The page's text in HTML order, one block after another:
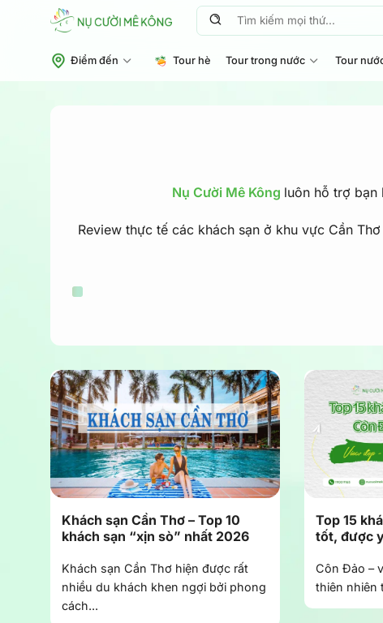
Tìm
Điểm đến Tour hè Tour trong nước Tour
Nụ Cười Mê Kông luôn hỗ trợ bạn
Review thực tế các khách sạn ở khu vực Cần
Khách sạn Cần Thơ – Top 10
khách sạn “xịn sò” nhất 2026
Khách sạn Cần Thơ hiện được rất
nhiều du khách khen ngợi bởi phong
cách...
Top 15
tốt, được
Côn Đảo –
thiên nhiên